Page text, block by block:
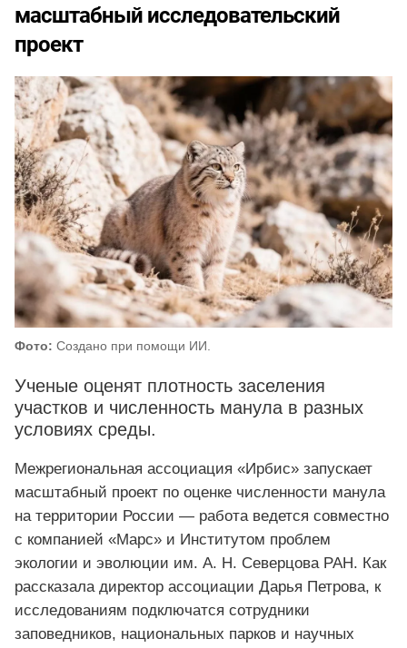
масштабный исследовательский
проект
Фото: Создано при помощи ИИ.
Ученые оценят плотность заселения
участков и численность манула в разных
условиях среды.
Межрегиональная ассоциация «Ирбис» запускает
масштабный проект по оценке численности манула
на территории России — работа ведется совместно
с компанией «Марс» и Институтом проблем
экологии и эволюции им. А. Н. Северцова РАН. Как
рассказала директор ассоциации Дарья Петрова, к
исследованиям подключатся сотрудники
заповедников, национальных парков и научных